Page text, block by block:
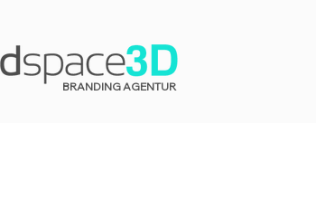
BRANDING AGENTUR